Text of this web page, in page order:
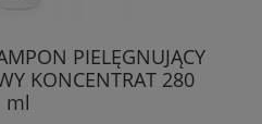
PIELĘGNUJĄCY
KONCENTRAT 280
ml